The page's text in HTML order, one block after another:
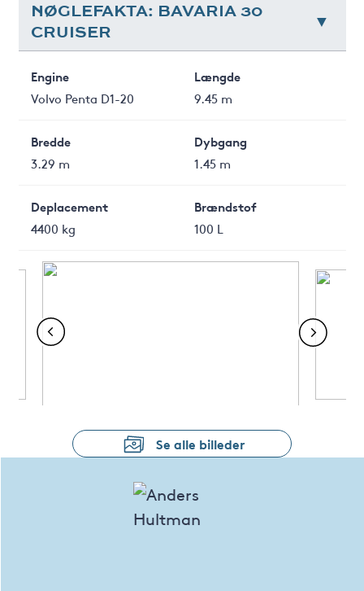
NØGLEFAKTA: BAVARIA 30
CRUISER
Engine
Volvo Penta D1-20
Længde
9.45 m
Bredde
3.29 m
Dybgang
1.45 m
Deplacement
4400 kg
Brændstof
100 L
Se alle billeder